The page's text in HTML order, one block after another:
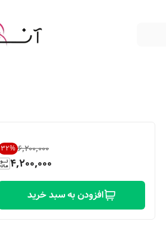
۶٬۲۰۰٬۰۰۰ 32%
4,200,000
افزودن به سبد خرید